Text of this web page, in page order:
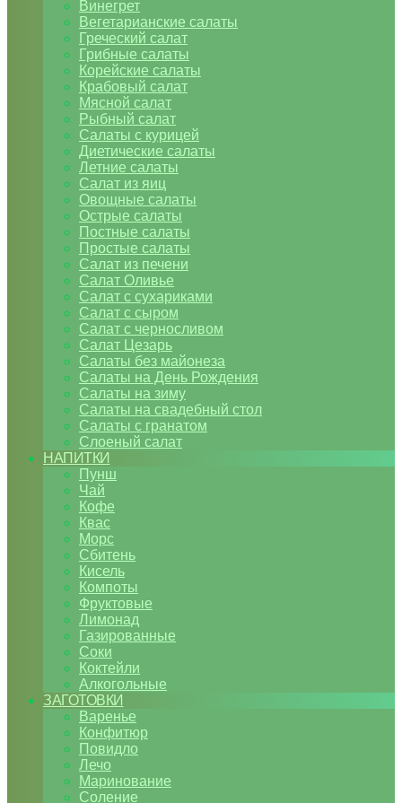
Винегрет
Вегетарианские салаты
Греческий салат
Грибные салаты
Корейские салаты
Крабовый салат
Мясной салат
Рыбный салат
Салаты с курицей
Диетические салаты
Летние салаты
Салат из яиц
Овощные салаты
Острые салаты
Постные салаты
Простые салаты
Салат из печени
Салат Оливье
Салат с сухариками
Салат с сыром
Салат с черносливом
Салат Цезарь
Салаты без майонеза
Салаты на День Рождения
Салаты на зиму
Салаты на свадебный стол
Салаты с гранатом
Слоеный салат
НАПИТКИ
Пунш
Чай
Кофе
Квас
Морс
Сбитень
Кисель
Компоты
Фруктовые
Лимонад
Газированные
Соки
Коктейли
Алкогольные
ЗАГОТОВКИ
Варенье
Конфитюр
Повидло
Лечо
Маринование
Соление